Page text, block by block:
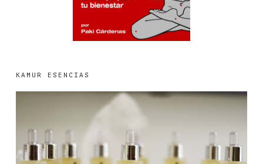
KAMUR ESENCIAS